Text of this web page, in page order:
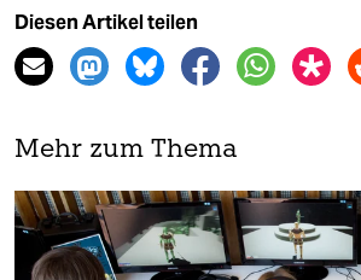
Diesen Artikel teilen
Mehr zum Thema